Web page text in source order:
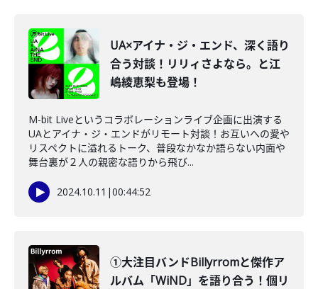
UA×アイナ・ジ・エンド、深く語り
合う対談！リリィさよなら。と江
嶋綾恵梨も登場！
M-bit Liveというコラボレーションライブ企画に出演する
UAとアイナ・ジ・エンドがリモート対談！お互いへの愛や
リスペクトに溢れるトーク、普段なかなか語らない内面や
舞台裏が２人の親密な語りから飛び...
2024.10.11 |00:44:52
①大注目バンドBillyrromと傑作ア
ルバム「WiND」を語り合う！個リ